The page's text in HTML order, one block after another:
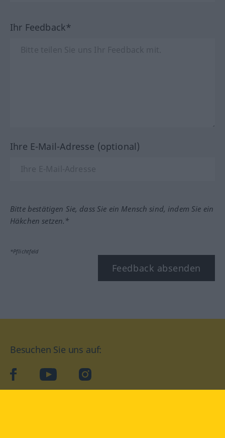
Ihr Feedback*
Ihre E-Mail-Adresse (optional)
Bitte bestätigen Sie, dass Sie ein Mensch sind, indem Sie ein
Häkchen setzen.*
*Pflichtfeld
Feedback absenden
Besuchen Sie uns auf:
facebookYouTube Instagram